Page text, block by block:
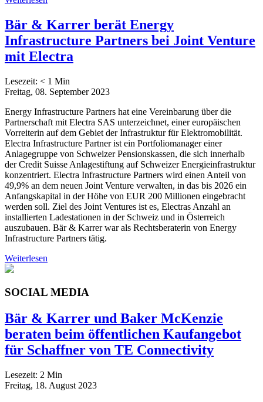
Bär & Karrer berät Energy
Infrastructure Partners bei Joint Venture
mit Electra
Lesezeit: < 1 Min
Freitag, 08. September 2023
Energy Infrastructure Partners hat eine Vereinbarung über die
Partnerschaft mit Electra SAS unterzeichnet, einer europäischen
Vorreiterin auf dem Gebiet der Infrastruktur für Elektromobilität.
Electra Infrastructure Partner ist ein Portfoliomanager einer
Anlagegruppe von Schweizer Pensionskassen, die sich innerhalb
der Credit Suisse Anlagestiftung auf Schweizer Energieinfrastruktur
konzentriert. Electra Infrastructure Partners wird einen Anteil von
49,9% an dem neuen Joint Venture verwalten, in das bis 2026 ein
Anfangskapital in der Höhe von EUR 200 Millionen eingebracht
werden soll. Ziel des Joint Ventures ist es, Electras Anzahl an
installierten Ladestationen in der Schweiz und in Österreich
auszubauen. Bär & Karrer war als Rechtsberaterin von Energy
Infrastructure Partners tätig.
Weiterlesen
SOCIAL MEDIA
Bär & Karrer und Baker McKenzie
beraten beim öffentlichen Kaufangebot
für Schaffner von TE Connectivity
Lesezeit: 2 Min
Freitag, 18. August 2023